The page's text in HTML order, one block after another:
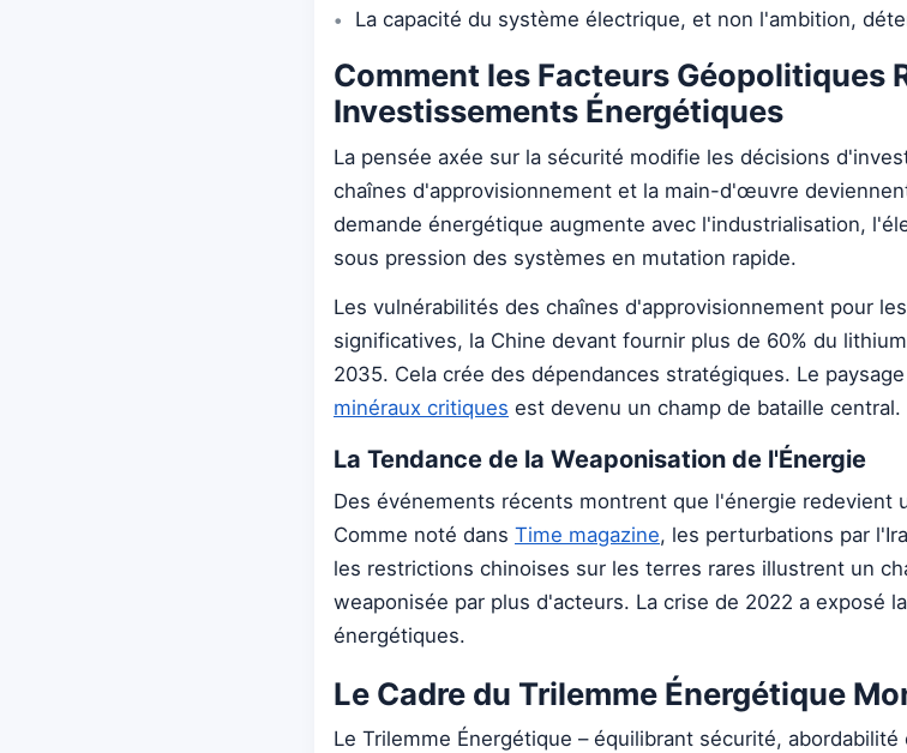
La capacité du système électrique, et non l'ambition,
Comment les Facteurs Géopolitiques
Investissements Énergétiques
La pensée axée sur la sécurité modifie les décisions
chaînes d'approvisionnement et la main-d'œuvre
demande énergétique augmente avec l'industrialisation,
sous pression des systèmes en mutation rapide.
Les vulnérabilités des chaînes d'approvisionnement pour
significatives, la Chine devant fournir plus de 60% du
2035. Cela crée des dépendances stratégiques. Le
minéraux critiques est devenu un champ de bataille central.
La Tendance de la Weaponisation de l'Énergie
Des événements récents montrent que l'énergie redevient
Comme noté dans Time magazine, les perturbations par
les restrictions chinoises sur les terres rares illustrent un
weaponisée par plus d'acteurs. La crise de 2022 a exposé
énergétiques.
Le Cadre du Trilemme Énergétique
Le Trilemme Énergétique – équilibrant sécurité,